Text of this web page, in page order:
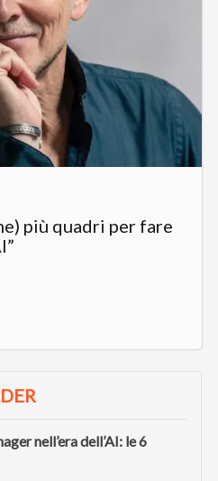
più quadri per fare
nell’era dell’AI: le 6